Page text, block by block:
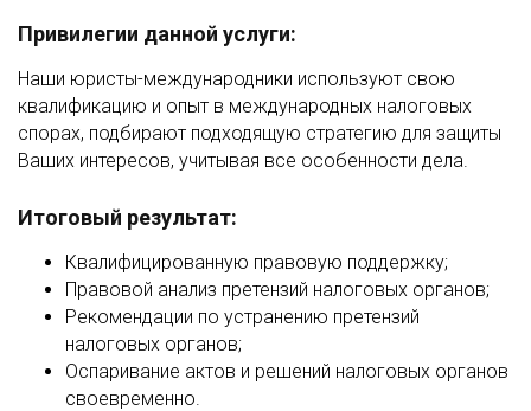
Привилегии данной услуги:
Наши юристы-международники используют свою
квалификацию и опыт в международных налоговых
спорах, подбирают подходящую стратегию для защиты
Ваших интересов, учитывая все особенности дела.
Итоговый результат:
Квалифицированную правовую поддержку;
Правовой анализ претензий налоговых органов;
Рекомендации по устранению претензий
налоговых органов;
Оспаривание актов и решений налоговых органов
своевременно.